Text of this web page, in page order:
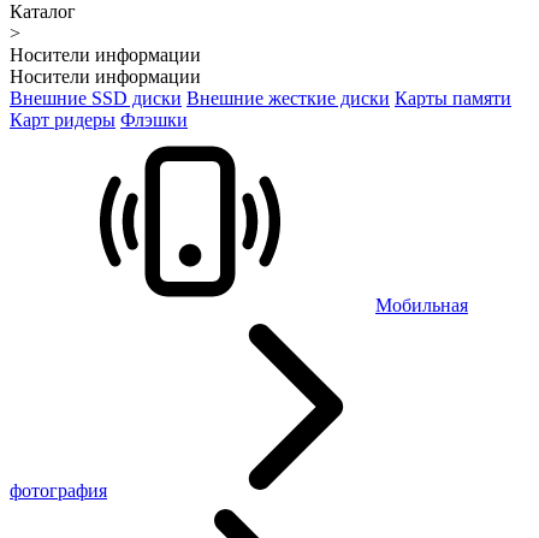
Каталог
>
Носители информации
Носители информации
Внешние SSD диски Внешние жесткие диски Карты памяти
Карт ридеры Флэшки
Мобильная
фотография